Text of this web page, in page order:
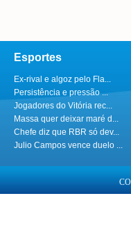
Esportes
Ex-rival e algoz pelo Fla...
Persistência e pressão ...
Jogadores do Vitória rec...
Massa quer deixar maré d...
Chefe diz que RBR só dev...
Julio Campos vence duelo ...